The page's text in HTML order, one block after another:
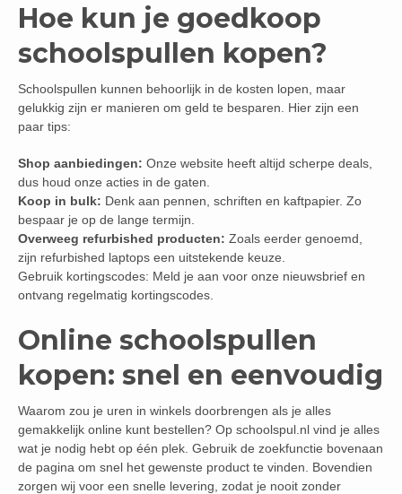
Hoe kun je goedkoop
schoolspullen kopen?
Schoolspullen kunnen behoorlijk in de kosten lopen, maar
gelukkig zijn er manieren om geld te besparen. Hier zijn een
paar tips:
Shop aanbiedingen: Onze website heeft altijd scherpe deals,
dus houd onze acties in de gaten.
Koop in bulk: Denk aan pennen, schriften en kaftpapier. Zo
bespaar je op de lange termijn.
Overweeg refurbished producten: Zoals eerder genoemd,
zijn refurbished laptops een uitstekende keuze.
Gebruik kortingscodes: Meld je aan voor onze nieuwsbrief en
ontvang regelmatig kortingscodes.
Online schoolspullen
kopen: snel en eenvoudig
Waarom zou je uren in winkels doorbrengen als je alles
gemakkelijk online kunt bestellen? Op schoolspul.nl vind je alles
wat je nodig hebt op één plek. Gebruik de zoekfunctie bovenaan
de pagina om snel het gewenste product te vinden. Bovendien
zorgen wij voor een snelle levering, zodat je nooit zonder